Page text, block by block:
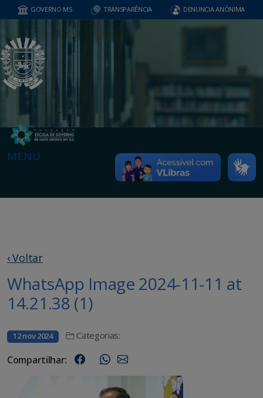
GOVERNO MS TRANSPARÊNCIA DENUNCIA ANÔNIMA
MENU
‹ Voltar
WhatsApp Image 2024-11-11 at
14.21.38 (1)
12 nov 2024 Categorias:
Compartilhar: